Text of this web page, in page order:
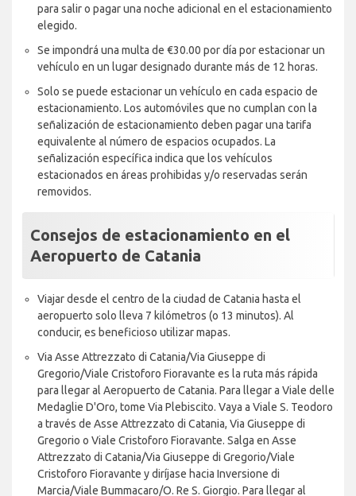
para salir o pagar una noche adicional en el estacionamiento
elegido.
Se impondrá una multa de €30.00 por día por estacionar un
vehículo en un lugar designado durante más de 12 horas.
Solo se puede estacionar un vehículo en cada espacio de
estacionamiento. Los automóviles que no cumplan con la
señalización de estacionamiento deben pagar una tarifa
equivalente al número de espacios ocupados. La
señalización específica indica que los vehículos
estacionados en áreas prohibidas y/o reservadas serán
removidos.
Consejos de estacionamiento en el
Aeropuerto de Catania
Viajar desde el centro de la ciudad de Catania hasta el
aeropuerto solo lleva 7 kilómetros (o 13 minutos). Al
conducir, es beneficioso utilizar mapas.
Via Asse Attrezzato di Catania/Via Giuseppe di
Gregorio/Viale Cristoforo Fioravante es la ruta más rápida
para llegar al Aeropuerto de Catania. Para llegar a Viale delle
Medaglie D'Oro, tome Via Plebiscito. Vaya a Viale S. Teodoro
a través de Asse Attrezzato di Catania, Via Giuseppe di
Gregorio o Viale Cristoforo Fioravante. Salga en Asse
Attrezzato di Catania/Via Giuseppe di Gregorio/Viale
Cristoforo Fioravante y diríjase hacia Inversione di
Marcia/Viale Bummacaro/O. Re S. Giorgio. Para llegar al